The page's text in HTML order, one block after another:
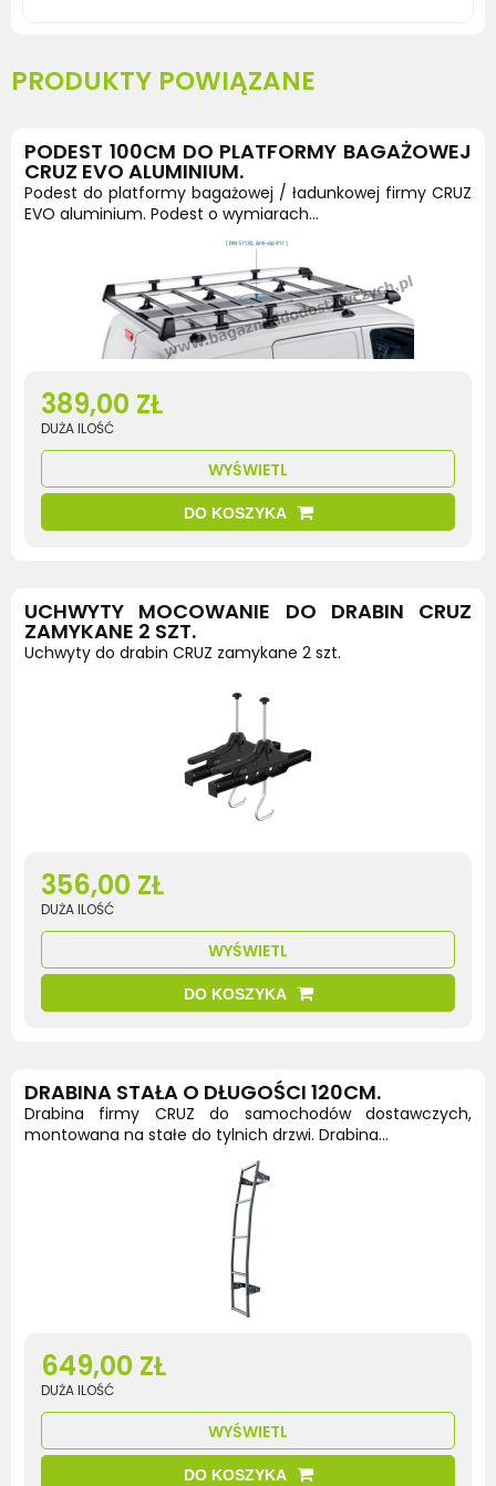
PRODUKTY POWIĄZANE
PODEST 100CM DO PLATFORMY BAGAŻOWEJ
CRUZ EVO ALUMINIUM.
Podest do platformy bagażowej / ładunkowej firmy CRUZ
EVO aluminium. Podest o wymiarach...
389,00 ZŁ
DUŻA ILOŚĆ
WYŚWIETL
DO KOSZYKA
UCHWYTY MOCOWANIE DO DRABIN CRUZ
ZAMYKANE 2 SZT.
Uchwyty do drabin CRUZ zamykane 2 szt.
356,00 ZŁ
DUŻA ILOŚĆ
WYŚWIETL
DO KOSZYKA
DRABINA STAŁA O DŁUGOŚCI 120CM.
Drabina firmy CRUZ do samochodów dostawczych,
montowana na stałe do tylnich drzwi. Drabina...
649,00 ZŁ
DUŻA ILOŚĆ
WYŚWIETL
DO KOSZYKA